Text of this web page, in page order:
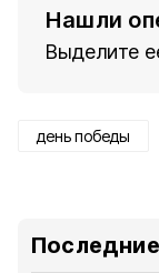
Нашли
Выделите
день победы